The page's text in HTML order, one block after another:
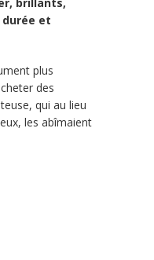
et
plus
des
qui au lieu
les abîmaient